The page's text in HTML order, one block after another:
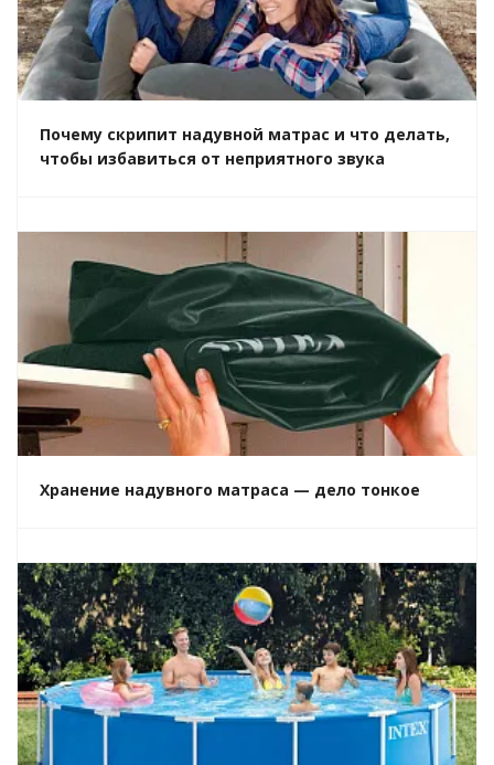
Почему скрипит надувной матрас и что делать,
чтобы избавиться от неприятного звука
Хранение надувного матраса — дело тонкое